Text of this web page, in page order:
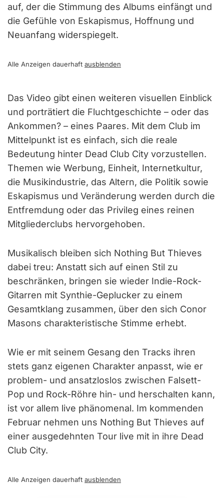
auf, der die Stimmung des Albums einfängt und
die Gefühle von Eskapismus, Hoffnung und
Neuanfang widerspiegelt.
Alle Anzeigen dauerhaft ausblenden
Das Video gibt einen weiteren visuellen Einblick
und porträtiert die Fluchtgeschichte – oder das
Ankommen? – eines Paares. Mit dem Club im
Mittelpunkt ist es einfach, sich die reale
Bedeutung hinter Dead Club City vorzustellen.
Themen wie Werbung, Einheit, Internetkultur,
die Musikindustrie, das Altern, die Politik sowie
Eskapismus und Veränderung werden durch die
Entfremdung oder das Privileg eines reinen
Mitgliederclubs hervorgehoben.
Musikalisch bleiben sich Nothing But Thieves
dabei treu: Anstatt sich auf einen Stil zu
beschränken, bringen sie wieder Indie-Rock-
Gitarren mit Synthie-Geplucker zu einem
Gesamtklang zusammen, über den sich Conor
Masons charakteristische Stimme erhebt.
Wie er mit seinem Gesang den Tracks ihren
stets ganz eigenen Charakter anpasst, wie er
problem- und ansatzloslos zwischen Falsett-
Pop und Rock-Röhre hin- und herschalten kann,
ist vor allem live phänomenal. Im kommenden
Februar nehmen uns Nothing But Thieves auf
einer ausgedehnten Tour live mit in ihre Dead
Club City.
Alle Anzeigen dauerhaft ausblenden